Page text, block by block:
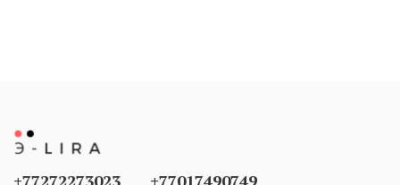
+77272273023 +77017490749